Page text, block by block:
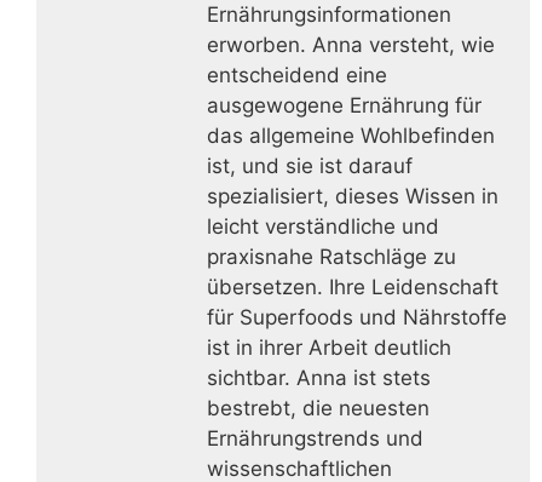
Ernährungsinformationen
erworben. Anna versteht, wie
entscheidend eine
ausgewogene Ernährung für
das allgemeine Wohlbefinden
ist, und sie ist darauf
spezialisiert, dieses Wissen in
leicht verständliche und
praxisnahe Ratschläge zu
übersetzen. Ihre Leidenschaft
für Superfoods und Nährstoffe
ist in ihrer Arbeit deutlich
sichtbar. Anna ist stets
bestrebt, die neuesten
Ernährungstrends und
wissenschaftlichen